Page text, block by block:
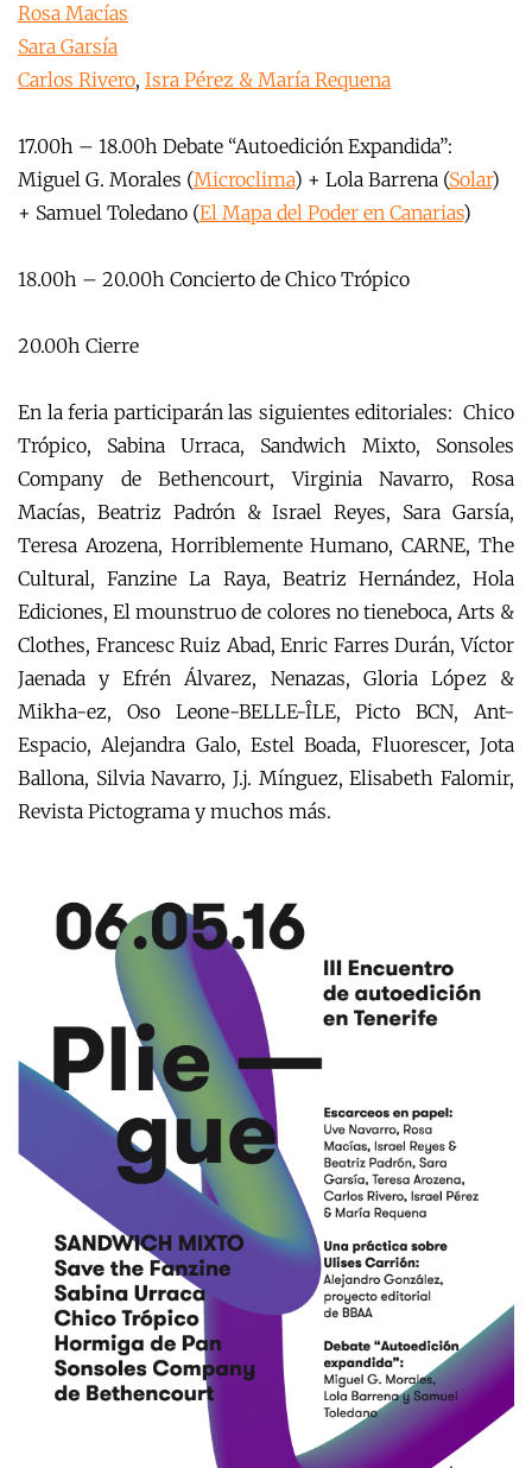
Rosa Macías
Sara Garsía
Carlos Rivero, Isra Pérez & María Requena
17.00h – 18.00h Debate “Autoedición Expandida”:
Miguel G. Morales (Microclima) + Lola Barrena (Solar)
+ Samuel Toledano (El Mapa del Poder en Canarias)
18.00h – 20.00h Concierto de Chico Trópico
20.00h Cierre
En la feria participarán las siguientes editoriales: Chico
Trópico, Sabina Urraca, Sandwich Mixto, Sonsoles
Company de Bethencourt, Virginia Navarro, Rosa
Macías, Beatriz Padrón & Israel Reyes, Sara Garsía,
Teresa Arozena, Horriblemente Humano, CARNE, The
Cultural, Fanzine La Raya, Beatriz Hernández, Hola
Ediciones, El mounstruo de colores no tieneboca, Arts &
Clothes, Francesc Ruiz Abad, Enric Farres Durán, Víctor
Jaenada y Efrén Álvarez, Nenazas, Gloria López &
Mikha-ez, Oso Leone-BELLE-ÎLE, Picto BCN, Ant-
Espacio, Alejandra Galo, Estel Boada, Fluorescer, Jota
Ballona, Silvia Navarro, J.j. Mínguez, Elisabeth Falomir,
Revista Pictograma y muchos más.